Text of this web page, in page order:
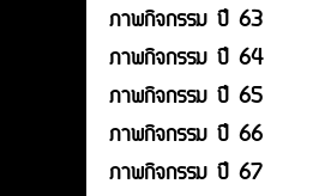
ภาพกิจกรรม ปี 63
ภาพกิจกรรม ปี 64
ภาพกิจกรรม ปี 65
ภาพกิจกรรม ปี 66
ภาพกิจกรรม ปี 67